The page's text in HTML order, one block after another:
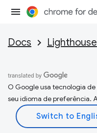
Docs Lighthouse
O Google usa tecnologia
seu idioma de preferência.